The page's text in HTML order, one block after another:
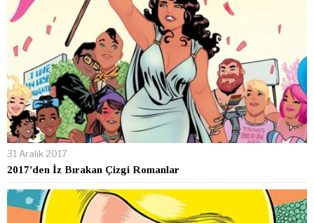
31 Aralık 2017
2017’den İz Bırakan Çizgi Romanlar